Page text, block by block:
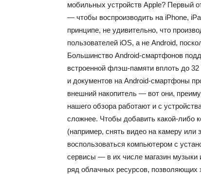
мобильных устройств Apple? Первый
— чтобы воспроизводить на iPhone,
принципе, не удивительно, что
пользователей iOS, а не Android,
Большинство Android-смартфонов
встроенной флэш-памяти вплоть до
и документов на Android-смартфоны
внешний накопитель — вот они,
нашего обзора работают и с
сложнее. Чтобы добавить какой-либо
(например, снять видео на камеру
воспользоваться компьютером с
сервисы — в их числе магазин музыки
ряд облачных ресурсов, позволяющих